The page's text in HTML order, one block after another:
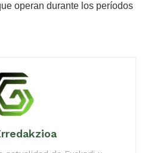
operan durante los períodos